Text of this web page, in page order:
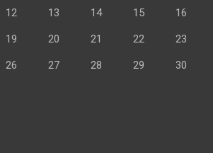
12 13 14 15 16
19 20 21 22 23
26 27 28 29 30